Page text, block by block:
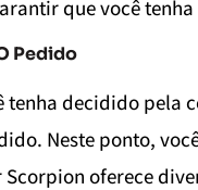
que você
Pedido
tenha decidido
Neste ponto,
Scorpion oferece